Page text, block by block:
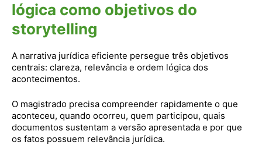
lógica como objetivos do
storytelling
A narrativa jurídica eficiente persegue três objetivos
centrais: clareza, relevância e ordem lógica dos
acontecimentos.
O magistrado precisa compreender rapidamente o que
aconteceu, quando ocorreu, quem participou, quais
documentos sustentam a versão apresentada e por que
os fatos possuem relevância jurídica.